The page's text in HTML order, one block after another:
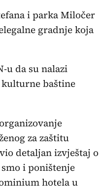
i parka Miločer
gradnje koja
u da su nalazi
baštine
za zaštitu
detaljan izvještaj o
i poništenje
hotela u